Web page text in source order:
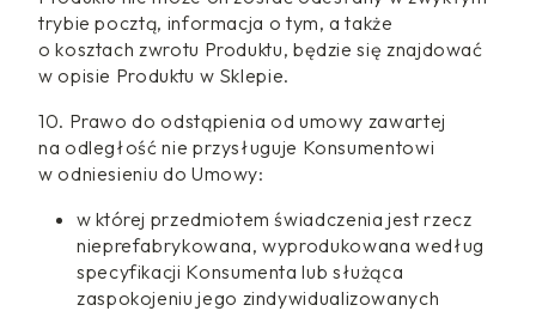
trybie pocztą, informacja o tym, a także
o kosztach zwrotu Produktu, będzie się znajdować
w opisie Produktu w Sklepie.
10. Prawo do odstąpienia od umowy zawartej
na odległość nie przysługuje Konsumentowi
w odniesieniu do Umowy:
w której przedmiotem świadczenia jest rzecz
nieprefabrykowana, wyprodukowana według
specyfikacji Konsumenta lub służąca
zaspokojeniu jego zindywidualizowanych